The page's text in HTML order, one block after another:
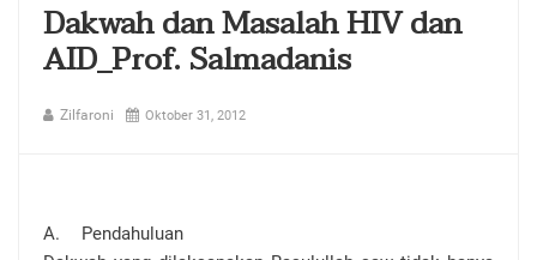
Dakwah dan Masalah HIV dan
AID_Prof. Salmadanis
Zilfaroni Oktober 31, 2012
A.
Pendahuluan